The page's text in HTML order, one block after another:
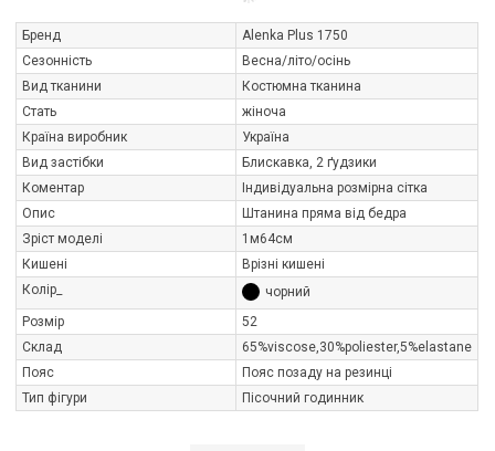
Бренд
Alenka Plus 1750
Сезонність
Весна/літо/осінь
Вид тканини
Костюмна тканина
Стать
жіноча
Країна виробник
Україна
Вид застібки
Блискавка, 2 ґудзики
Коментар
Індивідуальна розмірна сітка
Опис
Штанина пряма від бедра
Зріст моделі
1м64см
Кишені
Врізні кишені
Колір_
чорний
Розмір
52
Склад
65%viscose,30%poliester,5%elastane
Пояс
Пояс позаду на резинці
Тип фігури
Пісочний годинник